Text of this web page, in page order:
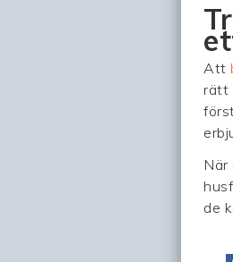
Att
rätt
de